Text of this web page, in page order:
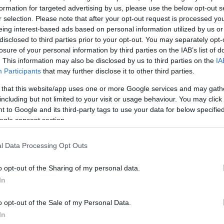
for targeted advertising by us, please use the below opt-out
selection. Please note that after your opt-out request is processed
interest-based ads based on personal information utilized by us
to third parties prior to your opt-out. You may separately
of your personal information by third parties on the IAB’s list of
This information may also be disclosed by us to third parties on the
Participants that may further disclose it to other third parties.
that this website/app uses one or more Google services and may
but not limited to your visit or usage behaviour. You may
to Google and its third-party tags to use your data for below
consent section.
Data Processing Opt Outs
opt-out of the Sharing of my personal data.
opt-out of the Sale of my Personal Data.
δεν έχει πετύχει κάτι αντίστοιχο. Το συγκεκριμένο
και ο Γκιγιέρμο Οτσόα, ο θρυλικός
τη ποδοσφαιρική ζωή έχουν δρόμους
Ο Πορτογάλος σταρ είναι διανύει το 41ο
να είναι «τρελαμένος» με το ποδόσφαιρο, όμως
ακόμα μέχρι το επόμενο παγκόσμιο Κύπελλο. Από
μετά την ολοκλήρωση του τουρνουά, όποια και αν
του, μιας και έχει κάνει ήδη το
εντός των
ΔΙΑΦΗΜΙΣΗ